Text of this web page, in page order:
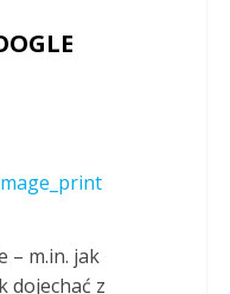
– m.in. jak
dojechać z